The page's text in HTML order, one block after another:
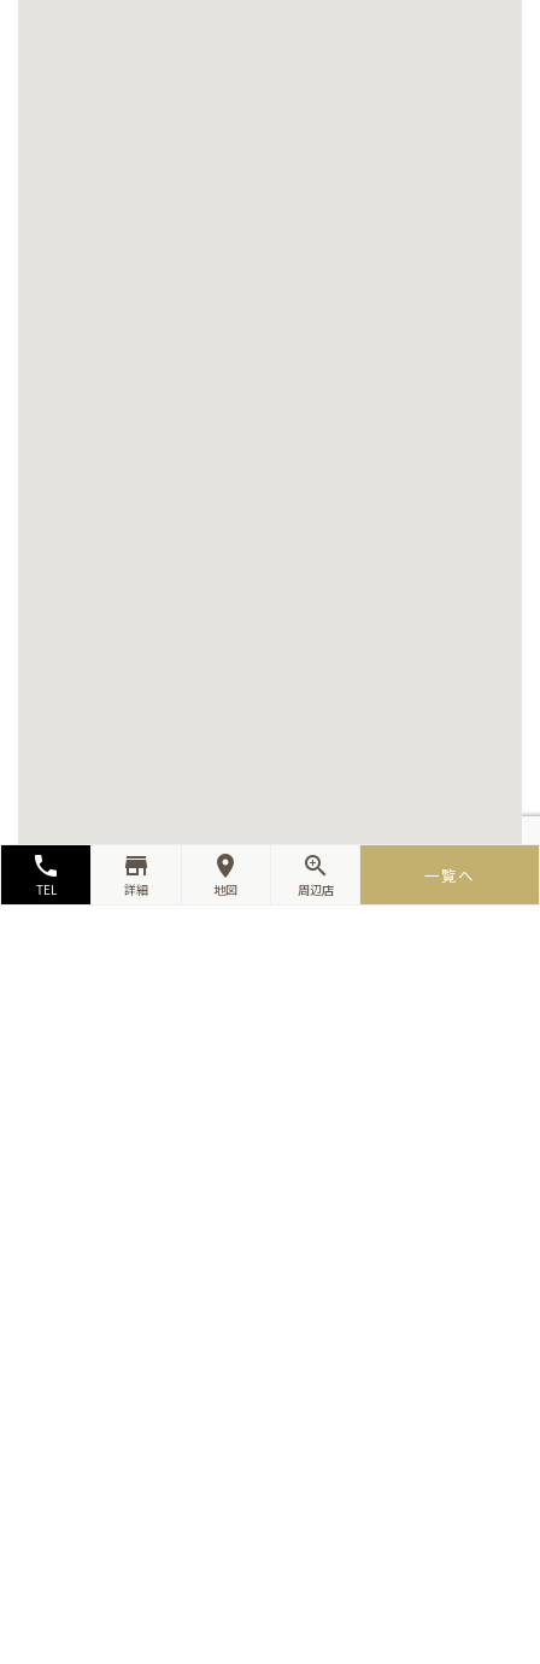
local_phone
TEL
store_mall_directory
詳細
room
地図
zoom_in
周辺店
一覧へ